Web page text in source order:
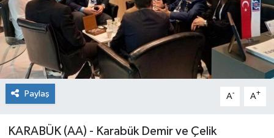
Paylaş A- A+
KARABÜK (AA) - Karabük Demir ve Çelik